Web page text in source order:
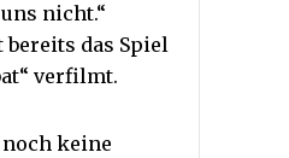
nicht.“
das Spiel
verfilmt.
keine